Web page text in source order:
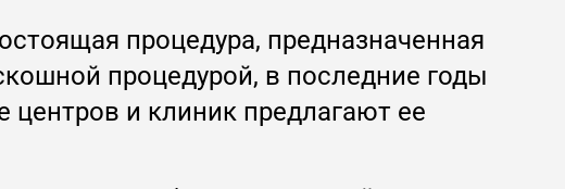
процедура, предназначенная
процедурой, в последние годы
центров и клиник предлагают ее